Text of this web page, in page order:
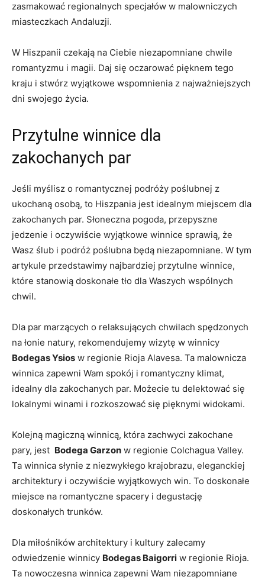
zasmakować regionalnych specjałów w malowniczych⁣
miasteczkach ​Andaluzji.
W Hiszpanii czekają na​ Ciebie niezapomniane ‍chwile
romantyzmu i‍ magii. Daj się oczarować​ pięknem ‍tego
kraju i stwórz wyjątkowe wspomnienia z ⁣najważniejszych
dni swojego życia.
Przytulne winnice dla
zakochanych par
Jeśli myślisz o romantycznej podróży poślubnej z
ukochaną ⁣osobą, to ⁣Hiszpania jest idealnym miejscem dla​
zakochanych par. Słoneczna pogoda, przepyszne
jedzenie i oczywiście wyjątkowe winnice sprawią, ⁤że ​
Wasz ślub i podróż poślubna będą niezapomniane. W tym
‌artykule przedstawimy najbardziej przytulne winnice,
które stanowią doskonałe ​tło dla Waszych wspólnych
‍chwil.
Dla par‌ marzących o relaksujących chwilach spędzonych
na łonie‌ natury, rekomendujemy⁣ wizytę ⁣w winnicy
Bodegas​ Ysios w regionie​ Rioja‍ Alavesa. Ta⁣ malownicza
winnica zapewni⁢ Wam spokój i ⁤romantyczny klimat,⁤
idealny ‌dla zakochanych par. Możecie tu delektować się
lokalnymi winami i ⁢rozkoszować się pięknymi widokami.
Kolejną magiczną​ winnicą, która zachwyci zakochane‍
pary, jest ‍ Bodega Garzon w regionie Colchagua Valley.
Ta winnica słynie z niezwykłego krajobrazu,⁤ eleganckiej⁢
architektury i ⁢oczywiście wyjątkowych win. To doskonałe⁤
miejsce na romantyczne spacery i degustację
⁤doskonałych‍ trunków.
Dla miłośników architektury i kultury zalecamy
odwiedzenie winnicy Bodegas Baigorri ​w regionie Rioja.
Ta nowoczesna ‌winnica zapewni​ Wam niezapomniane